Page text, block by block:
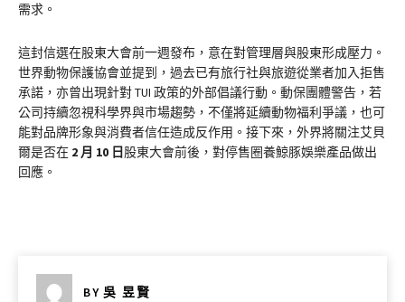
需求。
這封信選在股東大會前一週發布，意在對管理層與股東形成壓力。
世界動物保護協會並提到，過去已有旅行社與旅遊從業者加入拒售
承諾，亦曾出現針對 TUI 政策的外部倡議行動。動保團體警告，若
公司持續忽視科學界與市場趨勢，不僅將延續動物福利爭議，也可
能對品牌形象與消費者信任造成反作用。接下來，外界將關注艾貝
爾是否在 2 月 10 日股東大會前後，對停售圈養鯨豚娛樂產品做出
回應。
BY 吳 昱賢